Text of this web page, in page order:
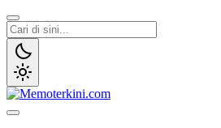
Lewati
ke
konten